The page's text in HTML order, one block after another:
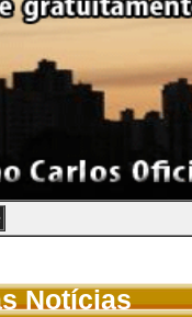
Notícias